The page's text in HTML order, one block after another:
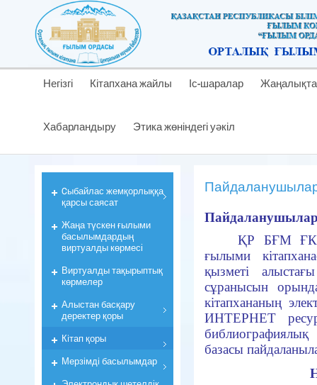
Негізгі Кітапхана жайлы Іс-шаралар
Хабарландыру Этика жөніндегі уәкіл
ҚР БҒМ ҒК
ғылыми
қызметі
сұранысын
кітапхананың
ИНТЕРНЕТ
базасы
Cыбайлас жемқорлыққа
қарсы саясат
Жаңа түскен ғылыми
басылымдардың
виртуалды көрмесі
Виртуалды тақырыптық
көрмелер
Алыстан басқару
деректер қоры
Кiтап қоры
Мерзiмдi басылымдар